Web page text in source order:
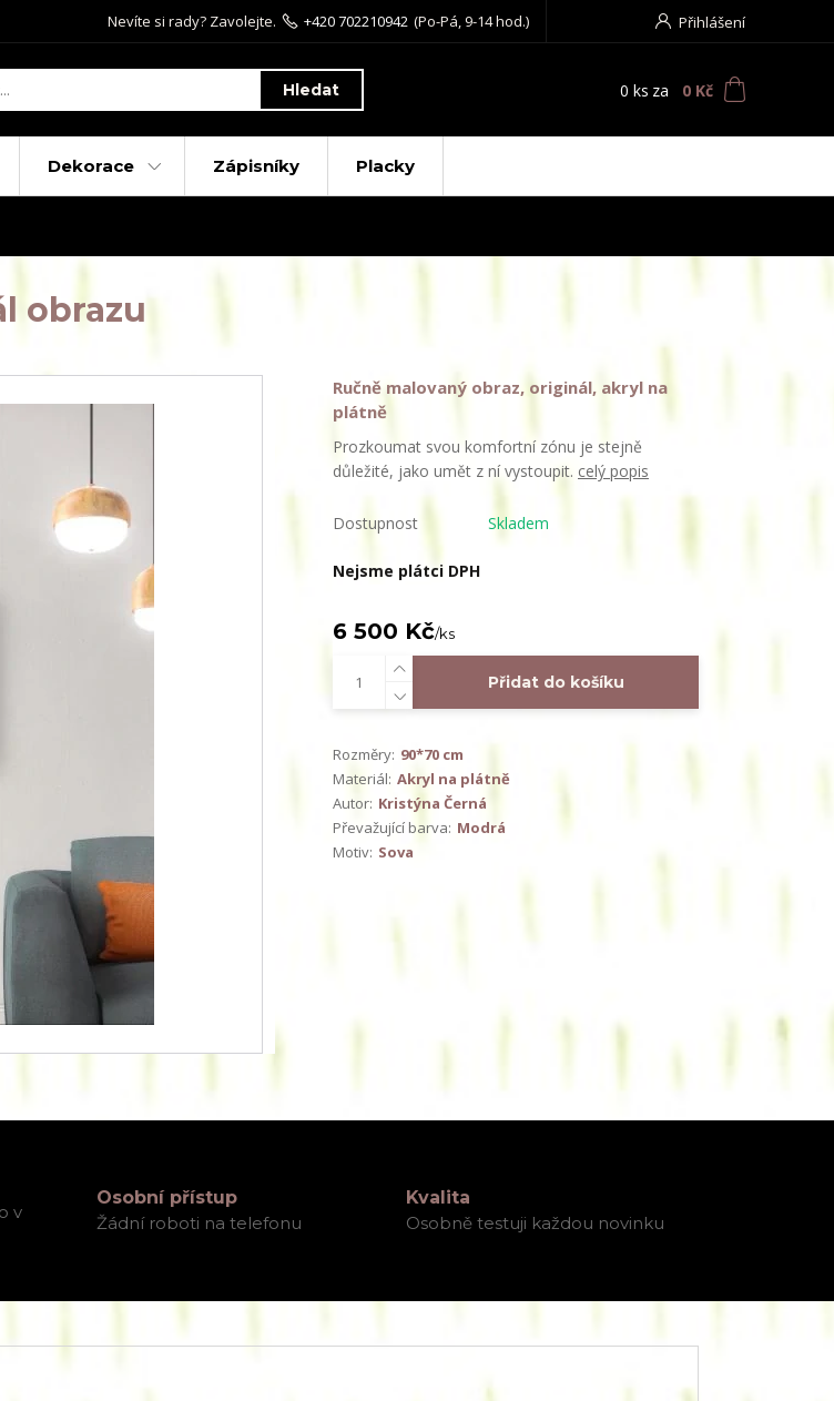
Přihlášení
Hledat
Nevíte si rady? Zavolejte. +420 702210942 (Po-Pá, 9-14 hod.)
0 ks za 0 Kč
Dekorace Zápisníky Placky
obrazu
Ručně malovaný obraz, originál, akryl na
plátně
Prozkoumat svou komfortní zónu je stejně
důležité, jako umět z ní vystoupit. celý popis
Dostupnost Skladem
Nejsme plátci DPH
6 500 Kč/ks
Přidat do košíku
Rozměry: 90*70 cm
Materiál: Akryl na plátně
Autor: Kristýna Černá
Převažující barva: Modrá
Motiv: Sova
v
Osobní přístup
Žádní roboti na telefonu
Kvalita
Osobně testuji každou novinku